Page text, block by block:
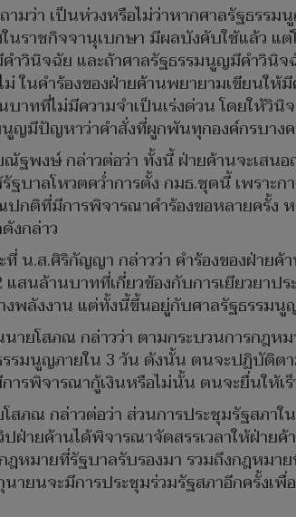
ามว่า เป็นห่วงหรือไม่ว่าหากศาลรัฐธรร
นราชกิจจานุเบกษา มีผลบังคับใช้แล้ว แ
ำวินิจฉัย และถ้าศาลรัฐธรรมนูญมีคำวินิจ
ในคำร้องของฝ่ายค้านพยายามเขียนให้
าทที่ไม่มีความจำเป็นเร่งด่วน โดยให้วิ
ญมีปัญหาว่าคำสั่งที่ผูกพันทุกองค์กรบางค
ฐพงษ์ กล่าวต่อว่า ทั้งนี้ ฝ่ายค้านจะเสน
ฐบาลโหวตคว่ำการตั้ง กมธ.ชุดนี้ เพรา
กติที่มีการพิจารณาคำร้องขอหลายครั้ง
งกล่าว
น.ส.ศิริกัญญา กล่าวว่า คำร้องของฝ่ายค้
แสนล้านบาทที่เกี่ยวข้องกับการเยียวยาป
งพลังงาน แต่ทั้งนี้ขึ้นอยู่กับศาลรัฐธรรม
ายโสภณ กล่าวว่า ตามกระบวนการกฎห
รรมนูญภายใน 3 วัน ดังนั้น ตนจะปฏิบัติ
ารพิจารณากู้เงินหรือไม่นั้น ตนจะยื่นให้เ
สภณ กล่าวต่อว่า ส่วนการประชุมรัฐสภ
ฝ่ายค้านได้พิจารณาจัดสรรเวลาให้ฝ่าย
หมายที่รัฐบาลรับรองมา รวมถึงกฎหมา
ายนจะมีการประชุมร่วมรัฐสภาอีกครั้งเพื่